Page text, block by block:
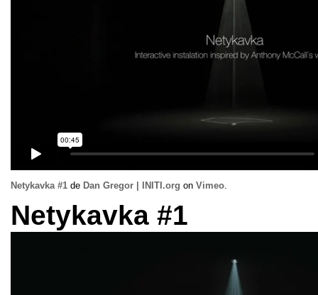
Netykavka#1 de Dan Gregor INITI.org on Vimeo.
Netykavka #1